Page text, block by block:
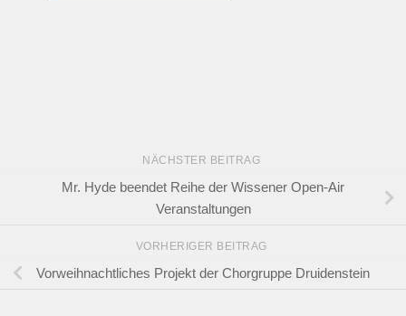
NÄCHSTER BEITRAG
Mr. Hyde beendet Reihe der Wissener Open-Air
Veranstaltungen
VORHERIGER BEITRAG
Vorweihnachtliches Projekt der Chorgruppe Druidenstein